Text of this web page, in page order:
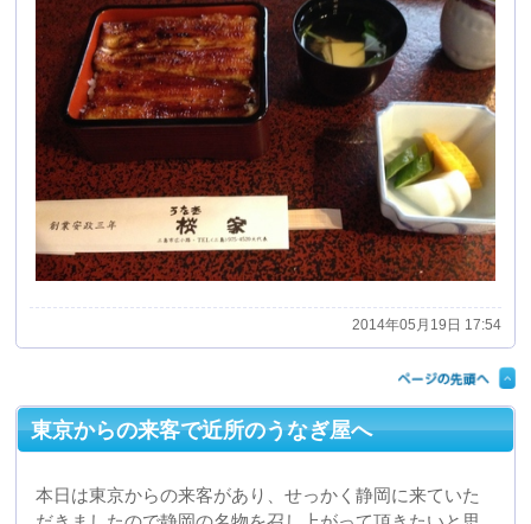
東京からの来客で近所のうなぎ屋へ
本日は東京からの来客があり、せっかく静岡に来ていた
だきましたので静岡の名物を召し上がって頂きたいと思
いお昼はうなぎとなりました。
このブログでも過去に登場している近所の「かん吉」と
いうお店です。
静岡では珍しく関西風の直焼きのうなぎを櫃まぶしとし
て出すお店です。
東京から来たお客様ということもあって関西風のうなぎ
を食べるのが初めてということでしたが、大変気に入っ
ていただけた様で、うなぎはもちろん弊社にも満足して